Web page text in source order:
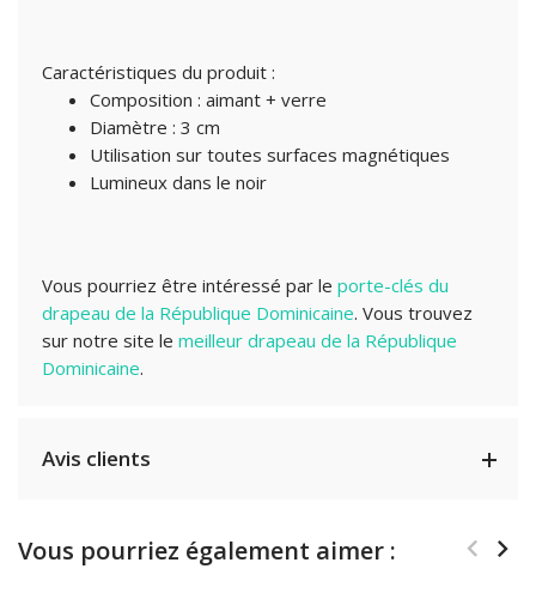
Caractéristiques du produit :
Composition : aimant + verre
Diamètre : 3 cm
Utilisation sur toutes surfaces magnétiques
Lumineux dans le noir
Vous pourriez être intéressé par le porte-clés du
drapeau de la République Dominicaine. Vous trouvez
sur notre site le meilleur drapeau de la République
Dominicaine.
Avis clients
Vous pourriez également aimer :